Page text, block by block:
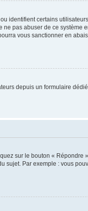
identifient certains
ne pas abuser de ce système
vous sanctionner en
depuis un formulaire
sur le bouton « Répondre
sujet. Par exemple : vous